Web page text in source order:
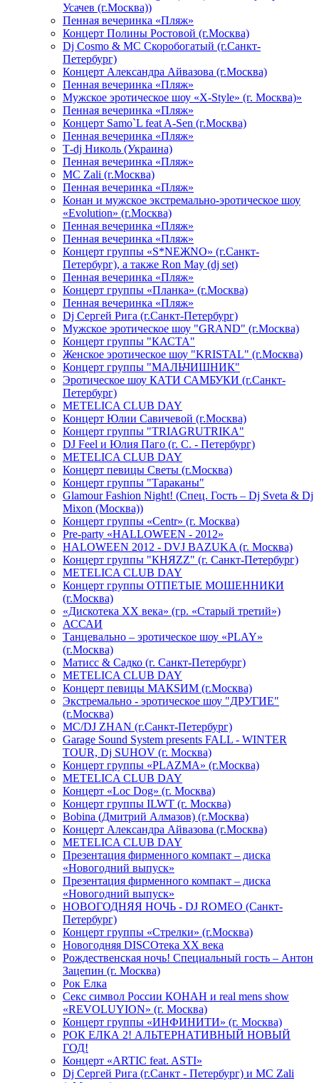
Усачев (г.Москва))
Пенная вечеринка «Пляж»
Концерт Полины Ростовой (г.Москва)
Dj Cosmo & МС Скоробогатый (г.Санкт-
Петербург)
Концерт Александра Айвазова (г.Москва)
Пенная вечеринка «Пляж»
Мужское эротическое шоу «X-Style» (г. Москва)»
Пенная вечеринка «Пляж»
Концерт Samo`L feat A-Sen (г.Москва)
Пенная вечеринка «Пляж»
Т-dj Николь (Украина)
Пенная вечеринка «Пляж»
МС Zali (г.Москва)
Пенная вечеринка «Пляж»
Конан и мужское экстремально-эротическое шоу
«Evolution» (г.Москва)
Пенная вечеринка «Пляж»
Пенная вечеринка «Пляж»
Концерт группы «S*NEЖNO» (г.Санкт-
Петербург), а также Ron May (dj set)
Пенная вечеринка «Пляж»
Концерт группы «Планка» (г.Москва)
Пенная вечеринка «Пляж»
Dj Сергей Рига (г.Санкт-Петербург)
Мужское эротическое шоу "GRAND" (г.Москва)
Концерт группы "КАСТА"
Женское эротическое шоу "KRISTAL" (г.Москва)
Концерт группы "МАЛЬЧИШНИК"
Эротическое шоу КАТИ САМБУКИ (г.Санкт-
Петербург)
METELICA CLUB DAY
Концерт Юлии Савичевой (г.Москва)
Концерт группы "TRIAGRUTRIKA"
DJ Feel и Юлия Паго (г. С. - Петербург)
METELICA CLUB DAY
Концерт певицы Светы (г.Москва)
Концерт группы "Тараканы"
Glamour Fashion Night! (Спец. Гость – Dj Sveta & Dj
Mixon (Москва))
Концерт группы «Centr» (г. Москва)
Pre-party «HALLOWEEN - 2012»
HALOWEEN 2012 - DVJ BAZUKA (г. Москва)
Концерт группы "КНЯZZ" (г. Санкт-Петербург)
METELICA CLUB DAY
Концерт группы ОТПЕТЫЕ МОШЕННИКИ
(г.Москва)
«Дискотека ХХ века» (гр. «Старый третий»)
АССАИ
Танцевально – эротическое шоу «PLAY»
(г.Москва)
Матисс & Садко (г. Санкт-Петербург)
METELICA CLUB DAY
Концерт певицы МАКSИМ (г.Москва)
Экстремально - эротическое шоу "ДРУГИЕ"
(г.Москва)
МС/DJ ZHAN (г.Санкт-Петербург)
Garage Sound System presents FALL - WINTER
TOUR, Dj SUHOV (г. Москва)
Концерт группы «PLAZMA» (г.Москва)
METELICA CLUB DAY
Концерт «Loc Dog» (г. Москва)
Концерт группы ILWT (г. Москва)
Bobina (Дмитрий Алмазов) (г.Москва)
Концерт Александра Айвазова (г.Москва)
METELICA CLUB DAY
Презентация фирменного компакт – диска
«Новогодний выпуск»
Презентация фирменного компакт – диска
«Новогодний выпуск»
НОВОГОДНЯЯ НОЧЬ - DJ ROMEO (Санкт-
Петербург)
Концерт группы «Стрелки» (г.Москва)
Новогодняя DISCOтека ХХ века
Рождественская ночь! Специальный гость – Антон
Зацепин (г. Москва)
Рок Елка
Секс символ России КОНАН и real mens show
«REVOLUYION» (г. Москва)
Концерт группы «ИНФИНИТИ» (г. Москва)
РОК ЕЛКА 2! АЛЬТЕРНАТИВНЫЙ НОВЫЙ
ГОД!
Концерт «ARTIC feat. ASTI»
Dj Сергей Рига (г.Санкт - Петербург) и MC Zali